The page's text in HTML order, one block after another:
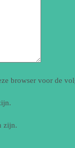
browser voor de
zijn.